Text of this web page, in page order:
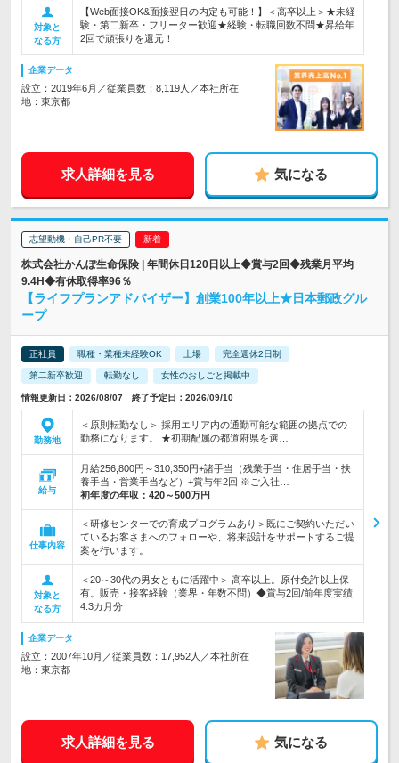
対象と
なる方
【Web面接OK&面接翌日の内定も可能！】＜高卒以上＞★未経
験・第二新卒・フリーター歓迎★経験・転職回数不問★昇給年
2回で頑張りを還元！
企業データ
設立：2019年6月／従業員数：8,119人／本社所在
地：東京都
求人詳細を見る 気になる
志望動機・自己PR不要
株式会社かんぽ生命保険 | 年間休日120日以上◆賞与2回◆残業月平均
9.4H◆有休取得率96％
【ライフプランアドバイザー】創業100年以上★日本郵政グル
ープ
正社員 職種・業種未経験OK 上場 完全週休2日制
第二新卒歓迎 転勤なし 女性のおしごと掲載中
情報更新日：2026/08/07 終了予定日：2026/09/10
勤務地
＜原則転勤なし＞ 採用エリア内の通勤可能な範囲の拠点での
勤務になります。 ★初期配属の都道府県を選…
給与
月給256,800円～310,350円+諸手当（残業手当・住居手当・扶
養手当・営業手当など）+賞与年2回 ※ご入社…
初年度の年収： 420～500万円
仕事内容
＜研修センターでの育成プログラムあり＞既にご契約いただい
ているお客さまへのフォローや、将来設計をサポートするご提
案を行います。
対象と
なる方
＜20～30代の男女ともに活躍中＞ 高卒以上。原付免許以上保
有。販売・接客経験（業界・年数不問）◆賞与2回/前年度実績
4.3カ月分
企業データ
設立：2007年10月／従業員数：17,952人／本社所在
地：東京都
求人詳細を見る 気になる